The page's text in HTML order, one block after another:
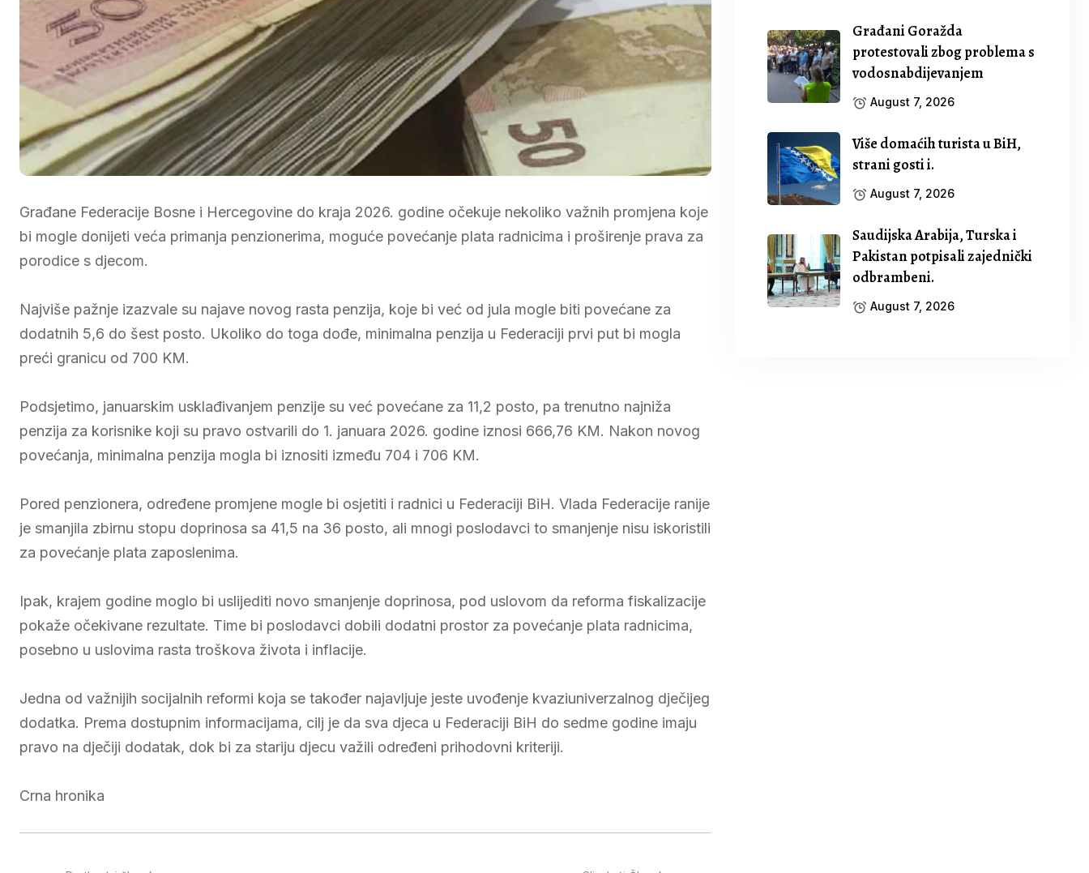
Građane Federacije Bosne i Hercegovine do kraja 2026. godine očekuje nekoliko važnih promjena koje
bi mogle donijeti veća primanja penzionerima, moguće povećanje plata radnicima i proširenje prava za
porodice s djecom.
Najviše pažnje izazvale su najave novog rasta penzija, koje bi već od jula mogle biti povećane za
dodatnih 5,6 do šest posto. Ukoliko do toga dođe, minimalna penzija u Federaciji prvi put bi mogla
preći granicu od 700 KM.
Podsjetimo, januarskim usklađivanjem penzije su već povećane za 11,2 posto, pa trenutno najniža
penzija za korisnike koji su pravo ostvarili do 1. januara 2026. godine iznosi 666,76 KM. Nakon novog
povećanja, minimalna penzija mogla bi iznositi između 704 i 706 KM.
Pored penzionera, određene promjene mogle bi osjetiti i radnici u Federaciji BiH. Vlada Federacije ranije
je smanjila zbirnu stopu doprinosa sa 41,5 na 36 posto, ali mnogi poslodavci to smanjenje nisu iskoristili
za povećanje plata zaposlenima.
Ipak, krajem godine moglo bi uslijediti novo smanjenje doprinosa, pod uslovom da reforma fiskalizacije
pokaže očekivane rezultate. Time bi poslodavci dobili dodatni prostor za povećanje plata radnicima,
posebno u uslovima rasta troškova života i inflacije.
Jedna od važnijih socijalnih reformi koja se također najavljuje jeste uvođenje kvaziuniverzalnog dječijeg
dodatka. Prema dostupnim informacijama, cilj je da sva djeca u Federaciji BiH do sedme godine imaju
pravo na dječiji dodatak, dok bi za stariju djecu važili određeni prihodovni kriteriji.
Crna hronika
Građani Goražda
protestovali zbog problema s
vodosnabdijevanjem
August 7, 2026
Više domaćih turista u BiH,
strani gosti i.
August 7, 2026
Saudijska Arabija, Turska i
Pakistan potpisali zajednički
odbrambeni.
August 7, 2026